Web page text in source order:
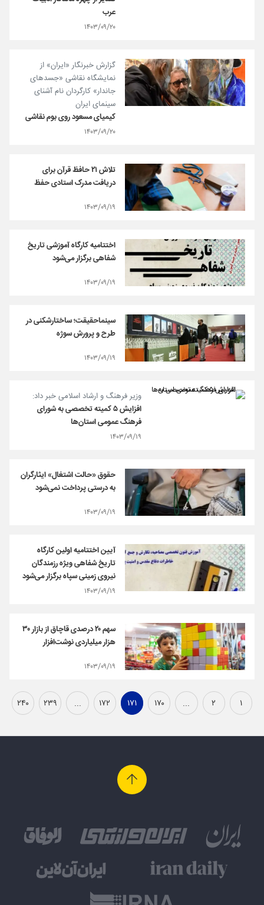
عرب
۱۴۰۳/۰۹/۲۰
گزارش خبرنگار «ایران» از
نمایشگاه نقاشی «جسدهای
جاندار» کارگردان نام آشنای
سینمای ایران
کیمیای مسعود روی بوم نقاشی
۱۴۰۳/۰۹/۲۰
تلاش ۲۱ حافظ قرآن برای
دریافت مدرک استادی حفظ
۱۴۰۳/۰۹/۱۹
اختتامیه کارگاه آموزشی تاریخ
شفاهی برگزار می‌شود
۱۴۰۳/۰۹/۱۹
سینماحقیقت؛ ساختارشکنی در
طرح و پرورش سوژه
۱۴۰۳/۰۹/۱۹
وزیر فرهنگ و ارشاد اسلامی خبر داد:
افزایش ۵ کمیته تخصصی به شورای
فرهنگ عمومی استان‌ها
۱۴۰۳/۰۹/۱۹
حقوق «حالت اشتغال» ایثارگران
به درستی پرداخت نمی‌شود
۱۴۰۳/۰۹/۱۹
آیین اختتامیه اولین کارگاه
تاریخ شفاهی ویژه رزمندگان
نیروی زمینی سپاه برگزار می‌شود
۱۴۰۳/۰۹/۱۹
سهم ۲۰ درصدی قاچاق از بازار ۳۰
هزار میلیاردی نوشت‌افزار
۱۴۰۳/۰۹/۱۹
۱ ۲ ... ۱۷۰ ۱۷۱ ۱۷۲ ... ۲۳۹ ۲۴۰